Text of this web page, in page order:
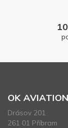
OK
Drásov 201
261 01 Příbram